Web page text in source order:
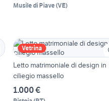
Musile di Piave(VE)
Vetrina
Letto matrimoniale di design in
ciliegio massello
1.000 €